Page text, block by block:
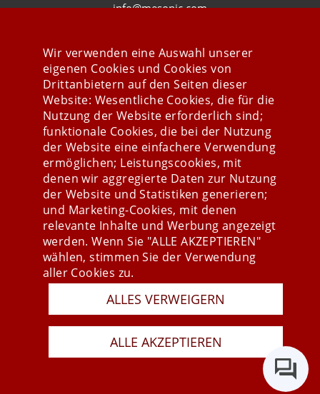
info@mesonic.com
Stay connected
Presse
Newsletter
AGB
Datenschutz
Impressum
Wir verwenden eine Auswahl unserer
eigenen Cookies und Cookies von
Drittanbietern auf den Seiten dieser
Website: Wesentliche Cookies, die für die
Nutzung der Website erforderlich sind;
funktionale Cookies, die bei der Nutzung
der Website eine einfachere Verwendung
ermöglichen; Leistungscookies, mit
denen wir aggregierte Daten zur Nutzung
der Website und Statistiken generieren;
und Marketing-Cookies, mit denen
relevante Inhalte und Werbung angezeigt
werden. Wenn Sie "ALLE AKZEPTIEREN"
wählen, stimmen Sie der Verwendung
aller Cookies zu.
ALLES VERWEIGERN
ALLE AKZEPTIEREN